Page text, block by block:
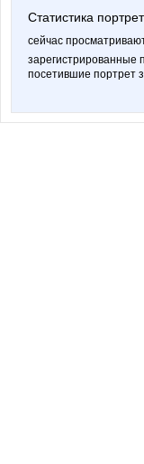
Статистика
сейчас
зарегистрированные
посетившие портрет